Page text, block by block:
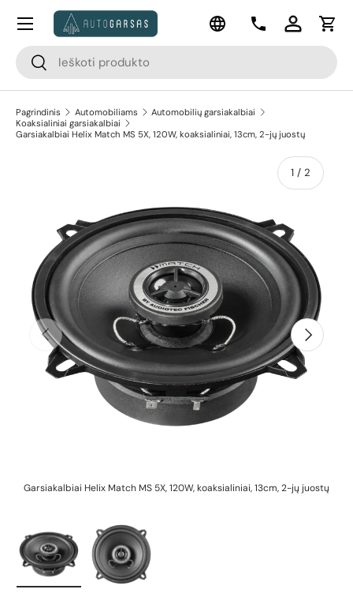
Pereiti prie turinio
Paieška
Paieška
Kalba
KontaktaiPrisijungti
Meniu
Pagrindinis Automobiliams
Automobilių garsiakalbiai
Koaksialiniai garsiakalbiai
Garsiakalbiai Helix Match MS 5X, 120W, koaksialiniai, 13cm, 2-jų juostų
Garsiakalbiai Helix Match MS 5X, 120W, koaksialiniai, 13cm, 2-jų juostų
Ankstesnis
1 / apie
2
Kitas